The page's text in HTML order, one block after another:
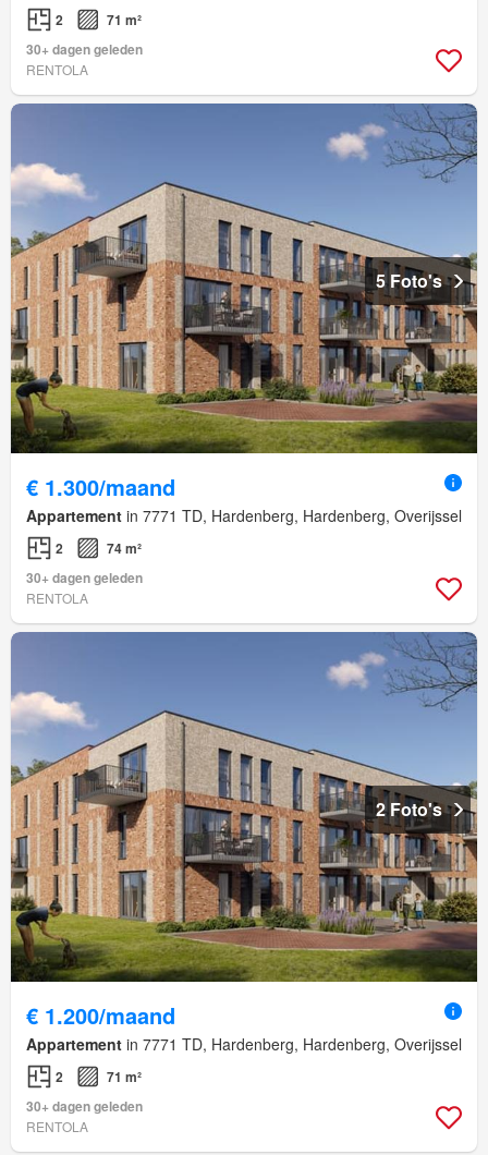
2
71 m²
30+ dagen geleden
RENTOLA
5 Foto's
€ 1.300/maand
Appartement in 7771 TD, Hardenberg, Hardenberg, Overijssel
2
74 m²
30+ dagen geleden
RENTOLA
2 Foto's
€ 1.200/maand
Appartement in 7771 TD, Hardenberg, Hardenberg, Overijssel
2
71 m²
30+ dagen geleden
RENTOLA